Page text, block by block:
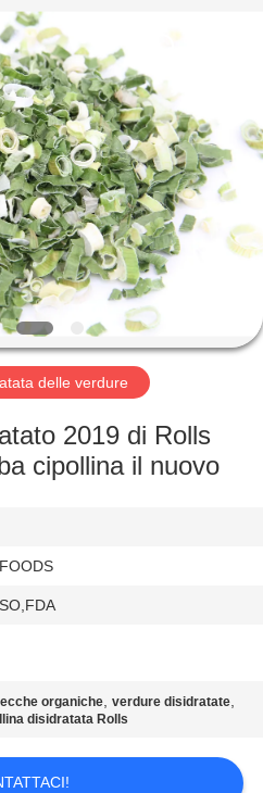
delle verdure
2019 di Rolls
cipollina il nuovo
organiche,verdure disidratate,
disidratata Rolls